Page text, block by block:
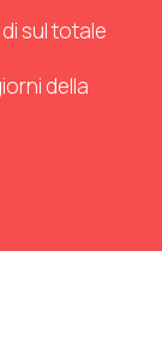
sul totale
della